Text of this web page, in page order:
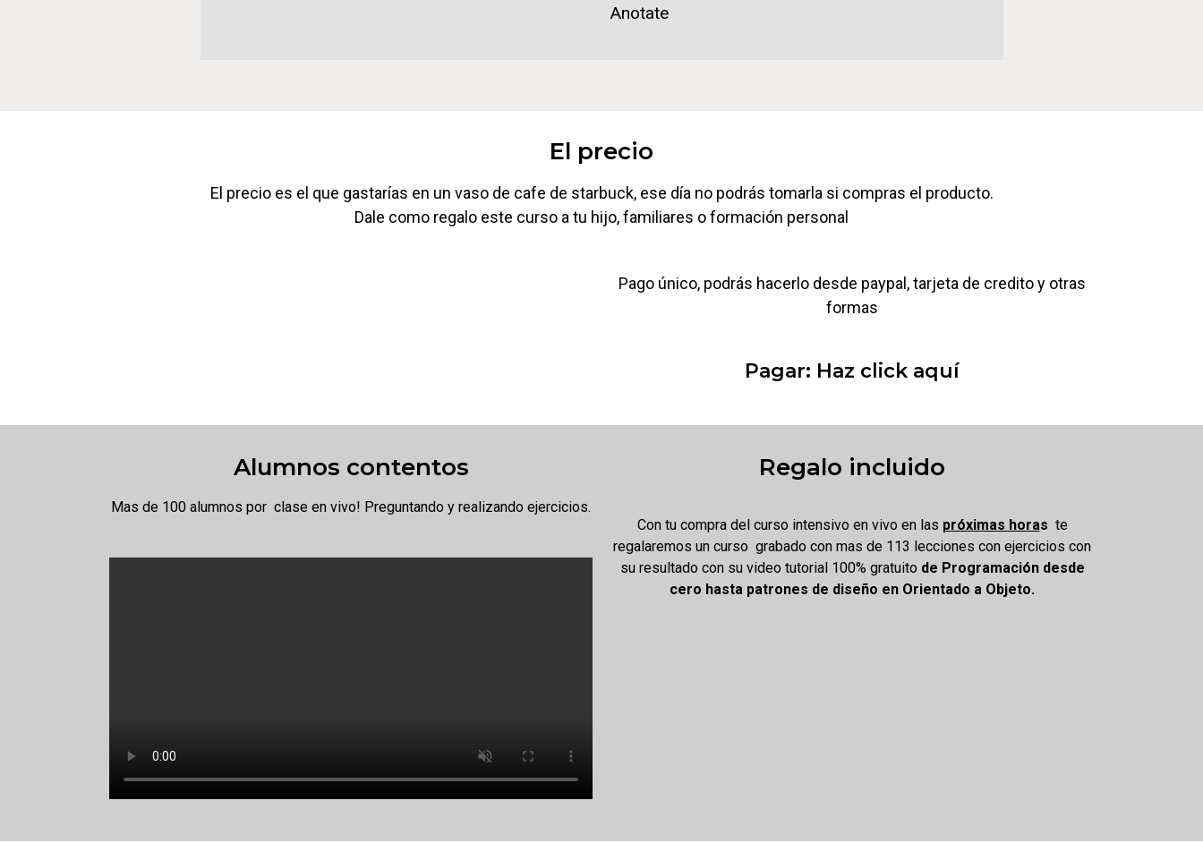
Anotate
El precio
El precio es el que gastarías en un vaso de cafe de starbuck, ese día no podrás tomarla si compras el producto.
Dale como regalo este curso a tu hijo, familiares o formación personal
Pago único, podrás hacerlo desde paypal, tarjeta de credito y otras
formas
Pagar: Haz click aquí
Alumnos contentos
Mas de 100 alumnos por clase en vivo! Preguntando y realizando ejercicios.
Regalo incluido
Con tu compra del curso intensivo en vivo en las próximas horas te
regalaremos un curso grabado con mas de 113 lecciones con ejercicios con
su resultado con su video tutorial 100% gratuito de Programación desde
cero hasta patrones de diseño en Orientado a Objeto.